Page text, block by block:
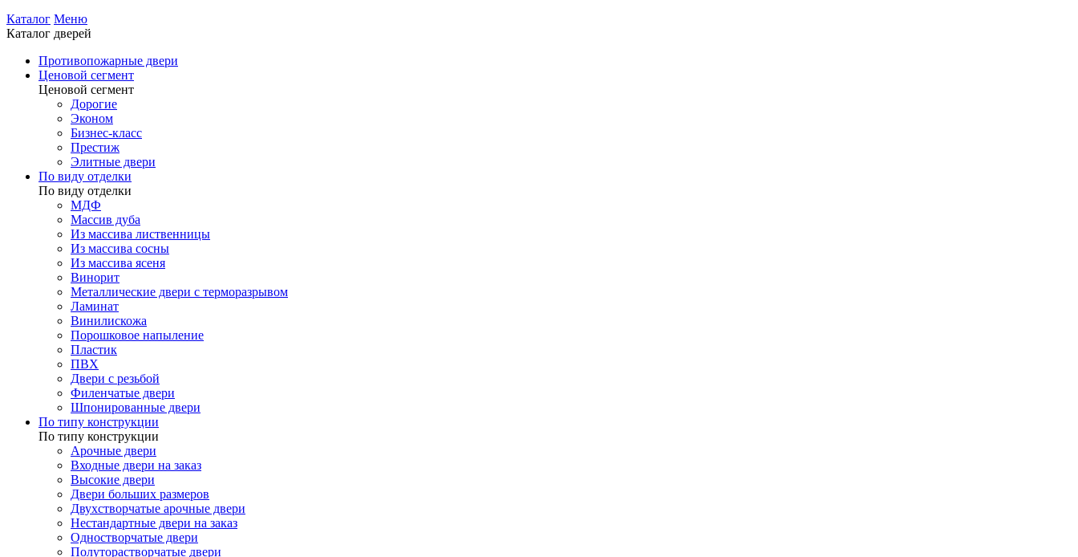
Каталог Меню
Каталог дверей
Противопожарные двери
Ценовой сегмент
Ценовой сегмент
Дорогие
Эконом
Бизнес-класс
Престиж
Элитные двери
По виду отделки
По виду отделки
МДФ
Массив дуба
Из массива лиственницы
Из массива сосны
Из массива ясеня
Винорит
Металлические двери с терморазрывом
Ламинат
Винилискожа
Порошковое напыление
Пластик
ПВХ
Двери с резьбой
Филенчатые двери
Шпонированные двери
По типу конструкции
По типу конструкции
Арочные двери
Входные двери на заказ
Высокие двери
Двери больших размеров
Двухстворчатые арочные двери
Нестандартные двери на заказ
Одностворчатые двери
Полуторастворчатые двери